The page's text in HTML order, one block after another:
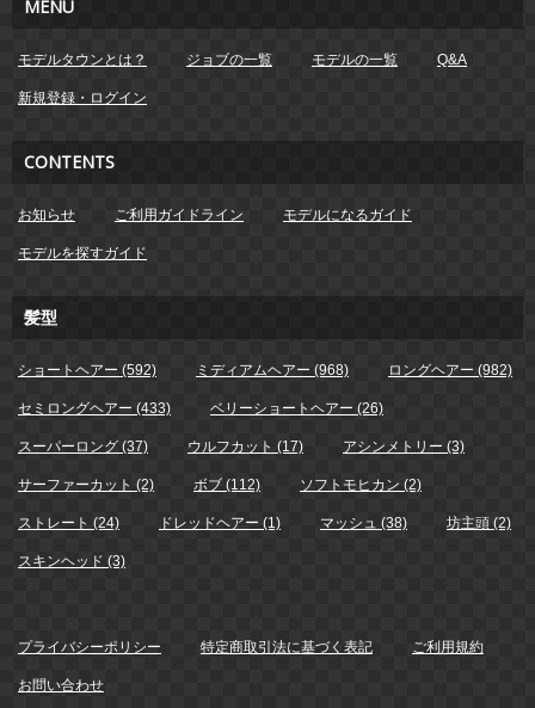
MENU
モデルタウンとは？ ジョブの一覧 モデルの一覧 Q&A
新規登録・ログイン
CONTENTS
お知らせ ご利用ガイドライン モデルになるガイド
モデルを探すガイド
髪型
ショートヘアー (592) ミディアムヘアー (968) ロングヘアー (982)
セミロングヘアー (433) ベリーショートヘアー (26)
スーパーロング (37) ウルフカット (17) アシンメトリー (3)
サーファーカット (2) ボブ (112) ソフトモヒカン (2)
ストレート (24) ドレッドヘアー (1) マッシュ (38) 坊主頭 (2)
スキンヘッド (3)
プライバシーポリシー 特定商取引法に基づく表記 ご利用規約
お問い合わせ